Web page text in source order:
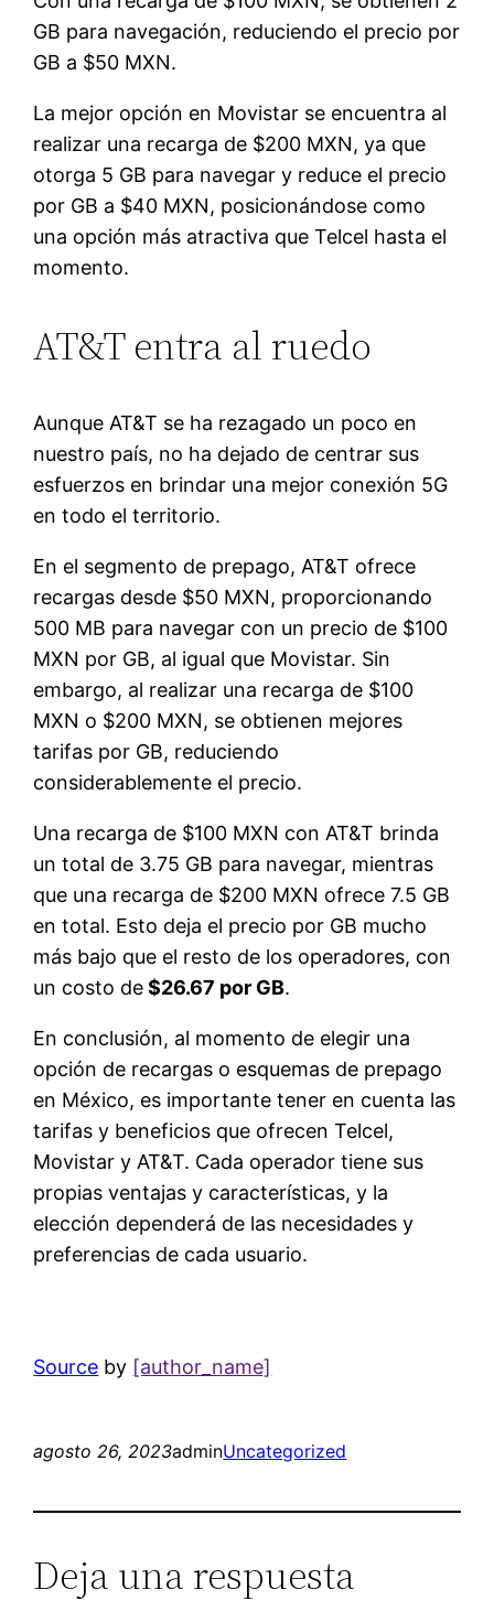
GB para navegación, reduciendo el precio por
GB a $50 MXN.
La mejor opción en Movistar se encuentra al
realizar una recarga de $200 MXN, ya que
otorga 5 GB para navegar y reduce el precio
por GB a $40 MXN, posicionándose como
una opción más atractiva que Telcel hasta el
momento.
AT&T entra al ruedo
Aunque AT&T se ha rezagado un poco en
nuestro país, no ha dejado de centrar sus
esfuerzos en brindar una mejor conexión 5G
en todo el territorio.
En el segmento de prepago, AT&T ofrece
recargas desde $50 MXN, proporcionando
500 MB para navegar con un precio de $100
MXN por GB, al igual que Movistar. Sin
embargo, al realizar una recarga de $100
MXN o $200 MXN, se obtienen mejores
tarifas por GB, reduciendo
considerablemente el precio.
Una recarga de $100 MXN con AT&T brinda
un total de 3.75 GB para navegar, mientras
que una recarga de $200 MXN ofrece 7.5 GB
en total. Esto deja el precio por GB mucho
más bajo que el resto de los operadores, con
un costo de$26.67 por GB.
En conclusión, al momento de elegir una
opción de recargas o esquemas de prepago
en México, es importante tener en cuenta las
tarifas y beneficios que ofrecen Telcel,
Movistar y AT&T. Cada operador tiene sus
propias ventajas y características, y la
elección dependerá de las necesidades y
preferencias de cada usuario.
Source by [author_name]
agosto 26, 2023adminUncategorized
Deja una respuesta